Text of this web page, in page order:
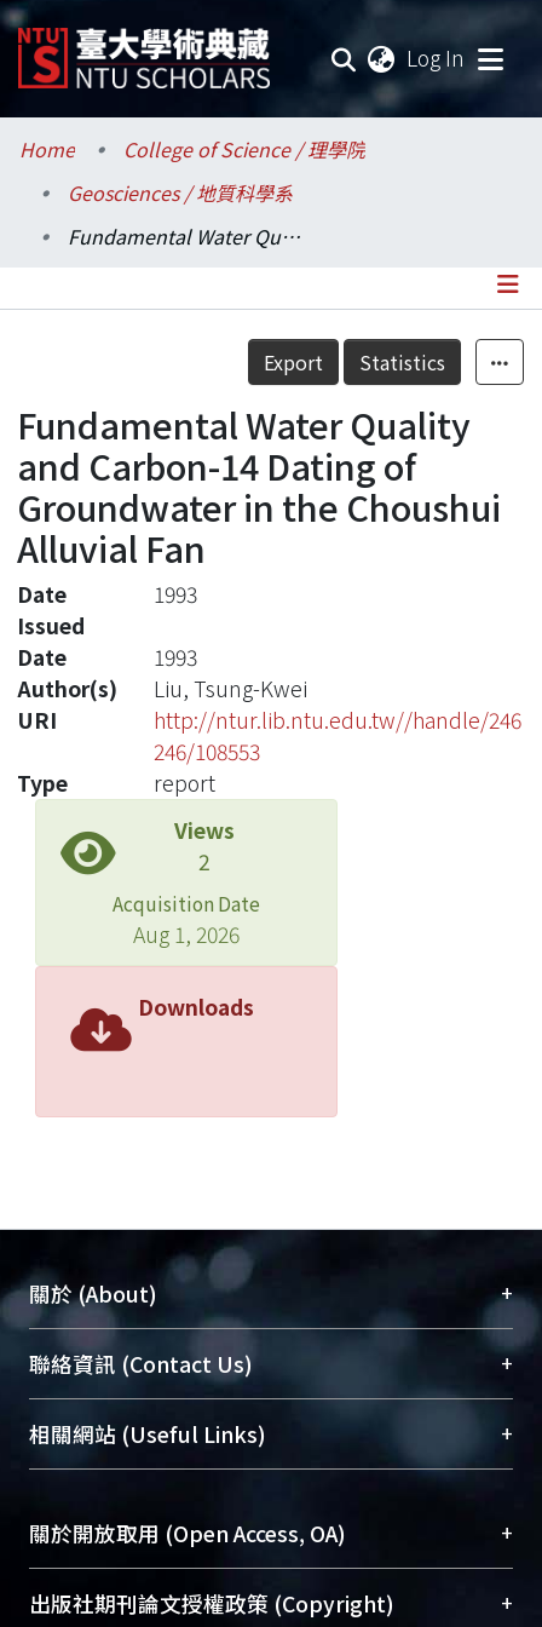
Log In
Communities & Collections
Research Outputs
Statistics
Home
College of Science / 理學院
Geosciences / 地質科學系
Fundamental Water Quality and Carbon-14 Dating of Groundwater in the Choushui Alluvial Fan
Details
Export Statistics
Fundamental Water Quality
and Carbon-14 Dating of
Groundwater in the Choushui
Alluvial Fan
Date
Issued
1993
Date
1993
Author(s)
Liu, Tsung-Kwei
URI
http://ntur.lib.ntu.edu.tw//handle/246
246/108553
Type
report
Views
2
Acquisition Date
Aug 1, 2026
Downloads
關於 (About) +
臺大位居世界頂尖大學之列，為永久珍藏及向國際
展現本校豐碩的研究成果及學術能量，圖書館整合
機構典藏（NTUR）與學術庫（AH）不同功能平
台，成為臺大學術典藏NTU scholars。期能整合研
究能量、促進交流合作、保存學術產出、推廣研究
成果。
To permanently archive and promote researcher
profiles and scholarly works, Library integrates the
聯絡資訊 (Contact Us) +
總館學科館員(Main Library)
醫學圖書館學科館員(Medical Library)
Sciences Library)
相關網站 (Useful Links) +
關於開放取用 (Open Access, OA) +
開放取用是從使用者角度提升資訊取用性的社會運
出版社期刊論文授權政策 (Copyright) +